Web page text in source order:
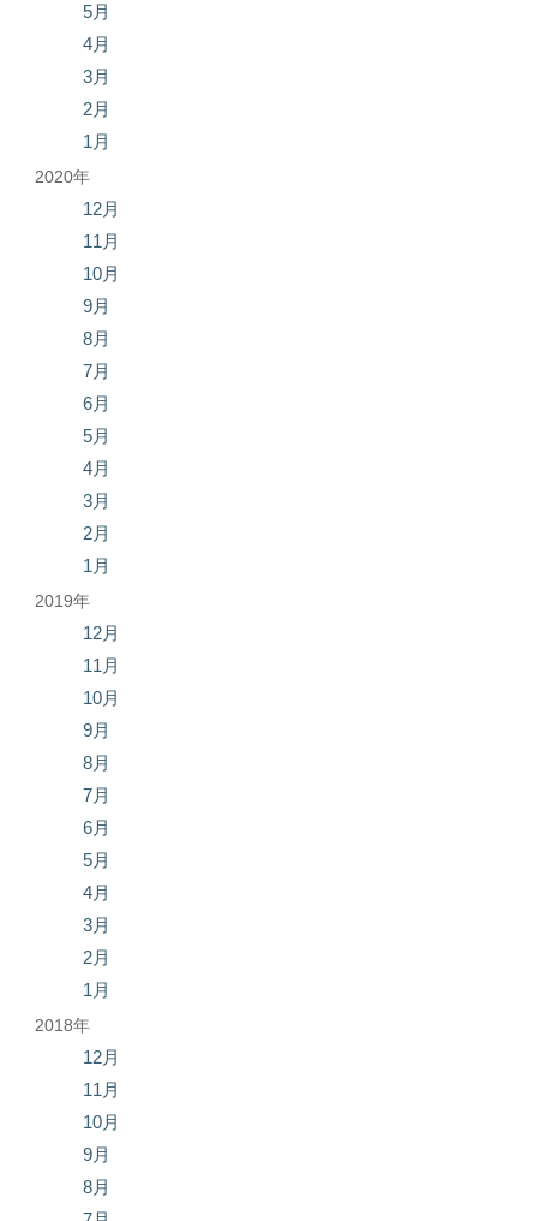
5月
4月
3月
2月
1月
2020年
12月
11月
10月
9月
8月
7月
6月
5月
4月
3月
2月
1月
2019年
12月
11月
10月
9月
8月
7月
6月
5月
4月
3月
2月
1月
2018年
12月
11月
10月
9月
8月